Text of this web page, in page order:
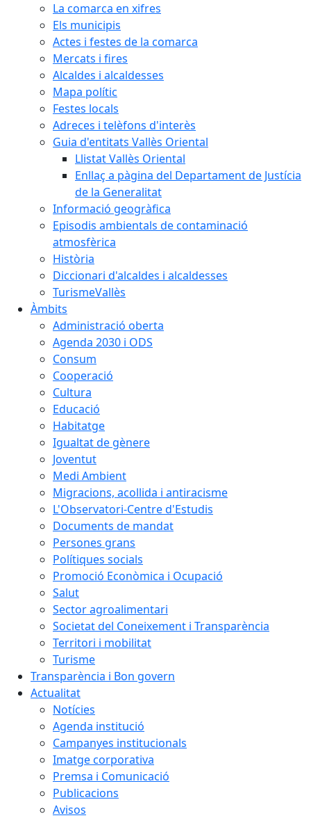
La comarca en xifres
Els municipis
Actes i festes de la comarca
Mercats i fires
Alcaldes i alcaldesses
Mapa polític
Festes locals
Adreces i telèfons d'interès
Guia d'entitats Vallès Oriental
Llistat Vallès Oriental
Enllaç a pàgina del Departament de Justícia
de la Generalitat
Informació geogràfica
Episodis ambientals de contaminació
atmosfèrica
Història
Diccionari d'alcaldes i alcaldesses
TurismeVallès
Àmbits
Administració oberta
Agenda 2030 i ODS
Consum
Cooperació
Cultura
Educació
Habitatge
Igualtat de gènere
Joventut
Medi Ambient
Migracions, acollida i antiracisme
L'Observatori-Centre d'Estudis
Documents de mandat
Persones grans
Polítiques socials
Promoció Econòmica i Ocupació
Salut
Sector agroalimentari
Societat del Coneixement i Transparència
Territori i mobilitat
Turisme
Transparència i Bon govern
Actualitat
Notícies
Agenda institució
Campanyes institucionals
Imatge corporativa
Premsa i Comunicació
Publicacions
Avisos